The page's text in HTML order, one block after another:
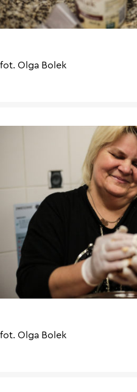
fot. Olga Bolek
fot. Olga Bolek